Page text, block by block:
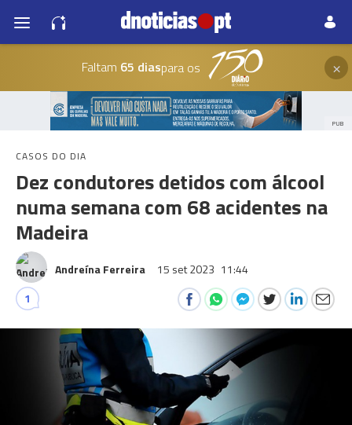
Faltam 65 diaspara os ×
PUB
CASOS DO DIA
Dez condutores detidos com álcool
numa semana com 68 acidentes na
Madeira
Andreína Ferreira 15 set 2023 11:44
1